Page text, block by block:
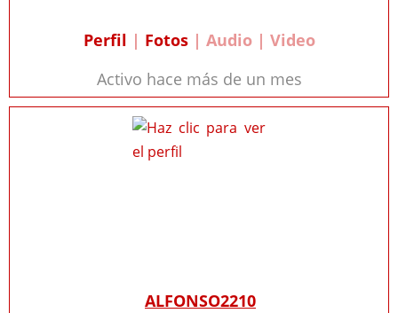
Perfil | Fotos| Audio | Video
Activo hace más de un mes
ALFONSO2210